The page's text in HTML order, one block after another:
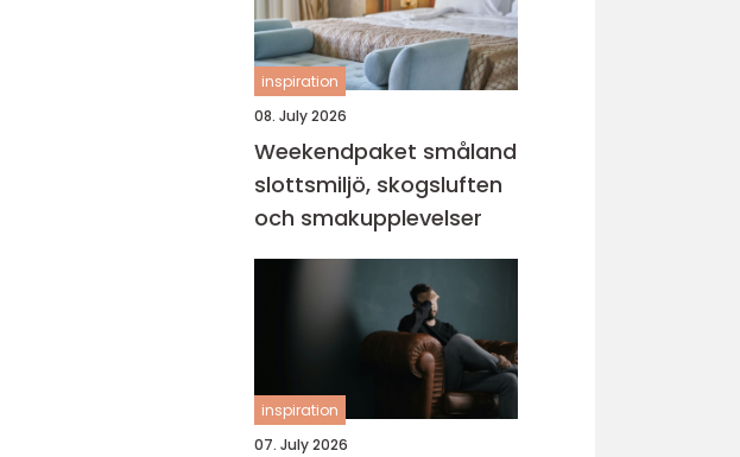
inspiration
08. July 2026
Weekendpaket småland
slottsmiljö, skogsluften
och smakupplevelser
inspiration
07. July 2026